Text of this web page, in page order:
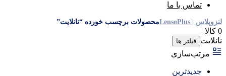
تماس با ما
لنزوپلاس | LensoPlus محصولات برچسب خورده “نانلایت”
0 کالا
نانلایت فیلتر ها
مرتب‌سازی
جدیدترین